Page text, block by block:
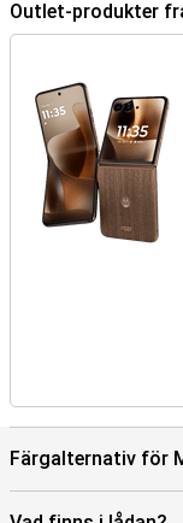
laddning för extra
och med ladda
I lådan
Motorola Razr 70
USB-C-kabel,
har också en distinkt
Outlet-produkter
Färgalternativ för